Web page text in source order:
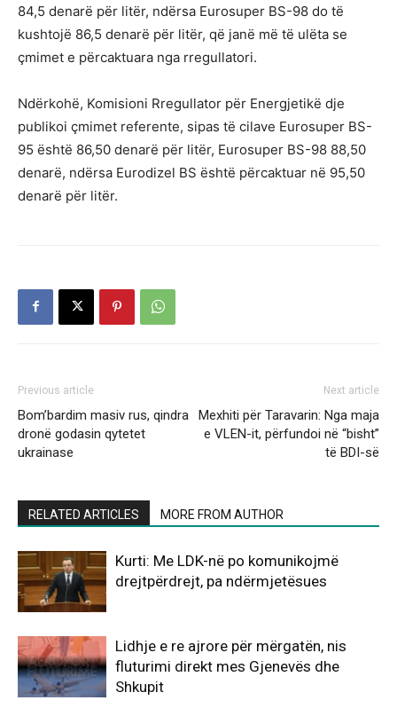
84,5 denarë për litër, ndërsa Eurosuper BS-98 do të
kushtojë 86,5 denarë për litër, që janë më të ulëta se
çmimet e përcaktuara nga rregullatori.
Ndërkohë, Komisioni Rregullator për Energjetikë dje
publikoi çmimet referente, sipas të cilave Eurosuper BS-
95 është 86,50 denarë për litër, Eurosuper BS-98 88,50
denarë, ndërsa Eurodizel BS është përcaktuar në 95,50
denarë për litër.
Previous article
Bom’bardim masiv rus, qindra
dronë godasin qytetet
ukrainase
Next article
Mexhiti për Taravarin: Nga maja
e VLEN-it, përfundoi në “bisht”
të BDI-së
RELATED ARTICLES MORE FROM AUTHOR
Kurti: Me LDK-në po komunikojmë
drejtpërdrejt, pa ndërmjetësues
Lidhje e re ajrore për mërgatën, nis
fluturimi direkt mes Gjenevës dhe
Shkupit